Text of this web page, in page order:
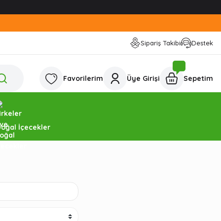
Sipariş Takibi Destek
Favorilerim Üye Girişi Sepetim
İçecekler